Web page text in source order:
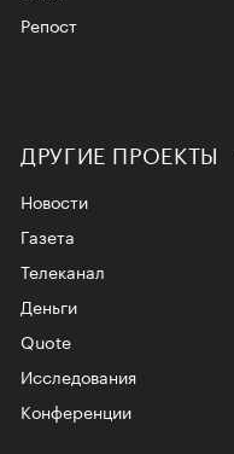
Репост
ДРУГИЕ ПРОЕКТЫ
Новости
Газета
Телеканал
Деньги
Quote
Исследования
Конференции